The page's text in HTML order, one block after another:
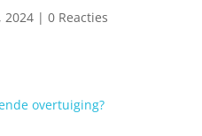
2024 | 0 Reacties